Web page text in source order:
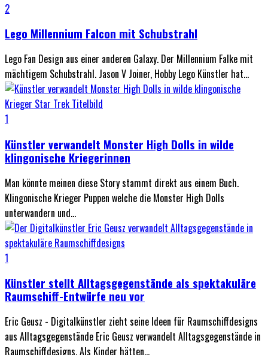
2
Lego Millennium Falcon mit Schubstrahl
Lego Fan Design aus einer anderen Galaxy. Der Millennium Falke mit
mächtigem Schubstrahl. Jason V Joiner, Hobby Lego Künstler hat...
1
Künstler verwandelt Monster High Dolls in wilde
klingonische Kriegerinnen
Man könnte meinen diese Story stammt direkt aus einem Buch.
Klingonische Krieger Puppen welche die Monster High Dolls
unterwandern und...
1
Künstler stellt Alltagsgegenstände als spektakuläre
Raumschiff-Entwürfe neu vor
Eric Geusz - Digitalkünstler zieht seine Ideen für Raumschiffdesigns
aus Alltagsgegenstände Eric Geusz verwandelt Alltagsgegenstände in
Raumschiffdesigns. Als Kinder hätten...